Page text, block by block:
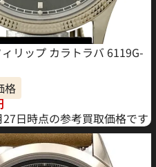
リップ カラトラバ 6119G-
格
日時点の参考買取価格です